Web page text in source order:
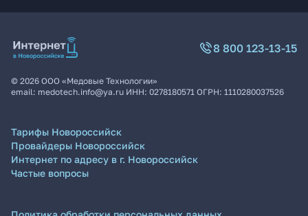
8 800 123-13-15
© 2026 ООО «Медовые Технологии»
email: medotech.info@ya.ru ИНН: 0278180571 ОГРН: 1110280037526
Тарифы Новороссийск
Провайдеры Новороссийск
Интернет по адресу в г. Новороссийск
Частые вопросы